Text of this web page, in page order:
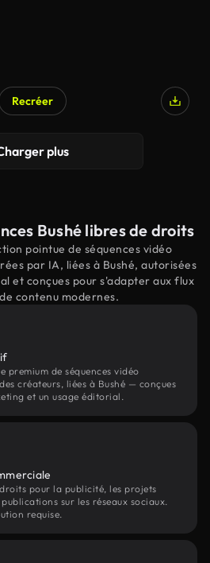
Recréer
plus
Bushé libres de droits
pointue de séquences vidéo
par IA, liées à Bushé, autorisées
et conçues pour s'adapter aux flux
contenu modernes.
premium de séquences vidéo
créateurs, liées à Bushé — conçues
et un usage éditorial.
pour la publicité, les projets
sur les réseaux sociaux.
requise.